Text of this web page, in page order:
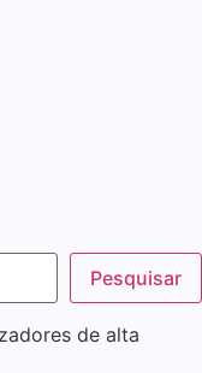
Pesquisar
de alta